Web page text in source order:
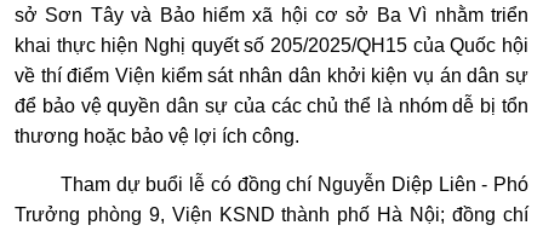
sở Sơn Tây và Bảo hiểm xã hội cơ sở Ba Vì nhằm triển
khai thực hiện Nghị quyết số 205/2025/QH15 của Quốc hội
về thí điểm Viện kiểm sát nhân dân khởi kiện vụ án dân sự
để bảo vệ quyền dân sự của các chủ thể là nhóm dễ bị tổn
thương hoặc bảo vệ lợi ích công.
Tham dự buổi lễ có đồng chí Nguyễn Diệp Liên - Phó
Trưởng phòng 9, Viện KSND thành phố Hà Nội; đồng chí